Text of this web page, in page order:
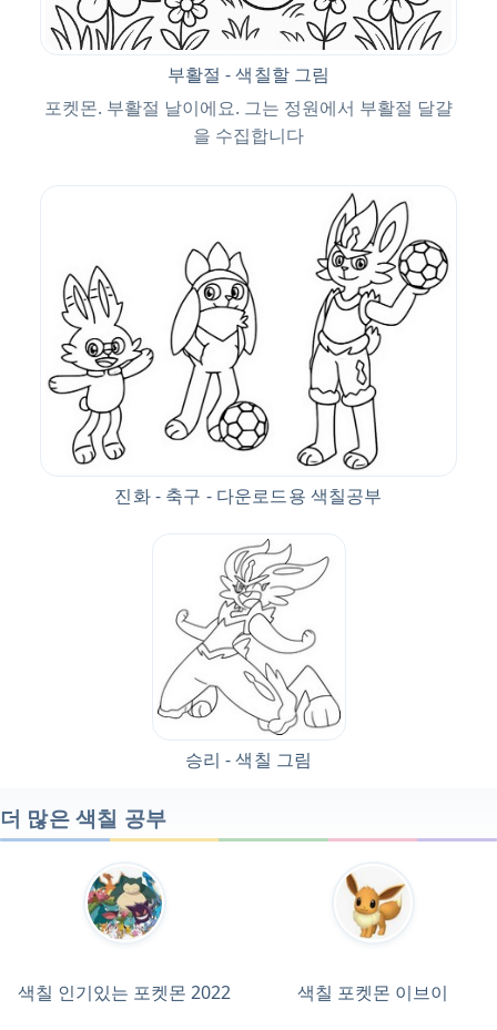
부활절 - 색칠할 그림
포켓몬. 부활절 날이에요. 그는 정원에서 부활절 달걀
을 수집합니다
진화 - 축구 - 다운로드용 색칠공부
승리 - 색칠 그림
더 많은 색칠 공부
색칠 인기있는 포켓몬 2022 색칠 포켓몬 이브이